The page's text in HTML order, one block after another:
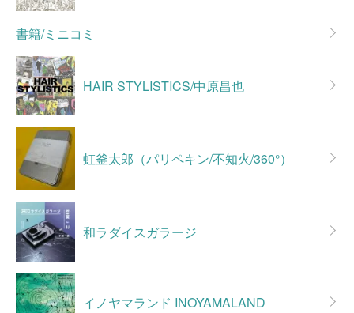
書籍/ミニコミ
HAIR STYLISTICS/中原昌也
虹釜太郎（パリペキン/不知火/360°）
和ラダイスガラージ
イノヤマランド INOYAMALAND